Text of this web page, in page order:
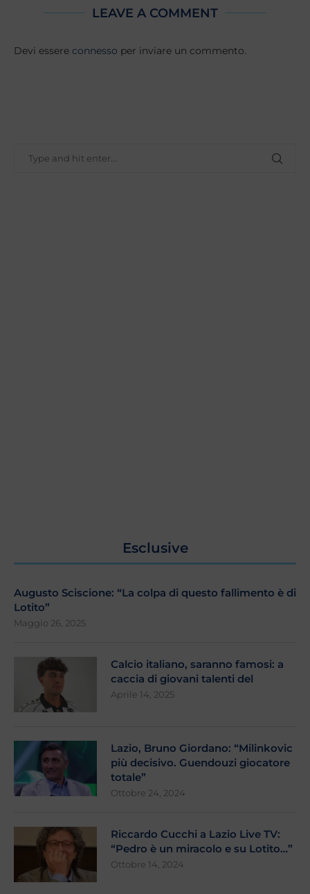
LEAVE A COMMENT
Devi essere connesso per inviare un commento.
Esclusive
Augusto Sciscione: “La colpa di questo fallimento è di
Lotito”
Maggio 26, 2025
Calcio italiano, saranno famosi: a
caccia di giovani talenti del
Aprile 14, 2025
Lazio, Bruno Giordano: “Milinkovic
più decisivo. Guendouzi giocatore
totale”
Ottobre 24, 2024
Riccardo Cucchi a Lazio Live TV:
“Pedro è un miracolo e su Lotito…”
Ottobre 14, 2024